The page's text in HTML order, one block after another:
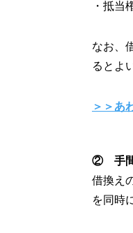
・抵当
なお、
るとよ
＞＞あ
② 手間
借換え
を同時